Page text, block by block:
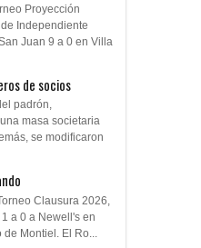
Proyección
Independiente
Juan 9 a 0 en Villa
de socios
padrón,
masa societaria
se modificaron
Clausura 2026,
a 0 a Newell's en
Montiel. El Ro...